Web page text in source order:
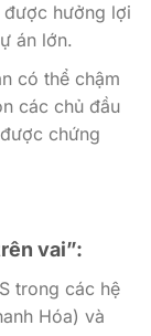
hưởng lợi
án lớn.
có thể chậm
các chủ đầu
chứng
vai”:
trong các hệ
Hóa) và